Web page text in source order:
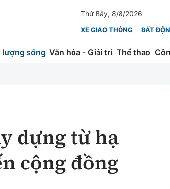
Thứ Bảy, 8/8/2026
XE GIAO THÔNG BẤT
lượng sống Văn hóa - Giải trí Thể thao
không
sắt
Chứng khoán
Bảo hiểm
dựng từ hạ
cộng đồng